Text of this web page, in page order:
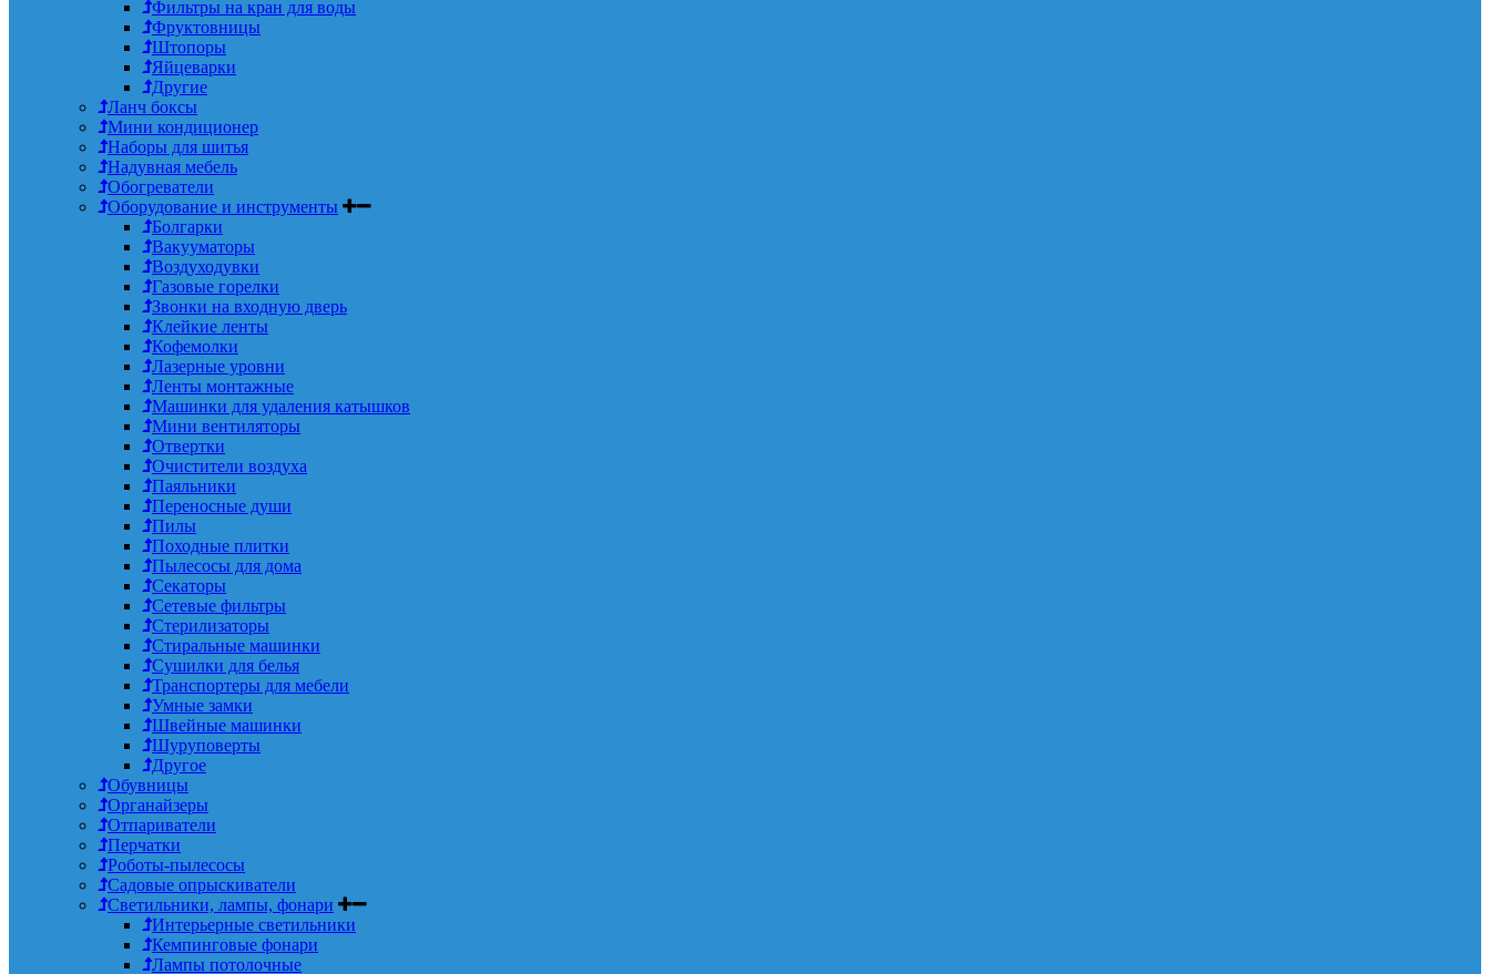
Фильтры на кран для воды
Фруктовницы
Штопоры
Яйцеварки
Другие
Ланч боксы
Мини кондиционер
Наборы для шитья
Надувная мебель
Обогреватели
Оборудование и инструменты
Болгарки
Вакууматоры
Воздуходувки
Газовые горелки
Звонки на входную дверь
Клейкие ленты
Кофемолки
Лазерные уровни
Ленты монтажные
Машинки для удаления катышков
Мини вентиляторы
Отвертки
Очистители воздуха
Паяльники
Переносные души
Пилы
Походные плитки
Пылесосы для дома
Секаторы
Сетевые фильтры
Стерилизаторы
Стиральные машинки
Сушилки для белья
Транспортеры для мебели
Умные замки
Швейные машинки
Шуруповерты
Другое
Обувницы
Органайзеры
Отпариватели
Перчатки
Роботы-пылесосы
Садовые опрыскиватели
Светильники, лампы, фонари
Интерьерные светильники
Кемпинговые фонари
Лампы потолочные